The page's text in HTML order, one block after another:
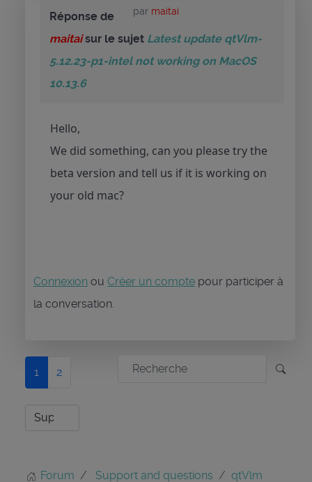
par maitai
Réponse de
maitaisur le sujet Latest update qtVlm-
5.12.23-p1-intel not working on MacOS
10.13.6
Hello,
We did something, can you please try the
beta version and tell us if it is working on
your old mac?
Connexion ou Créer un compte pour participer à
la conversation.
1 2
Forum Support and questions qtVlm